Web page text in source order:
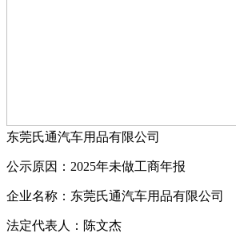
东莞氏通汽车用品有限公司
公示原因：2025年未做工商年报
企业名称：东莞氏通汽车用品有限公司
法定代表人：陈文杰